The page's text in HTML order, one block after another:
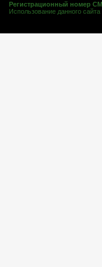
Регистрационный номер
Использование данного